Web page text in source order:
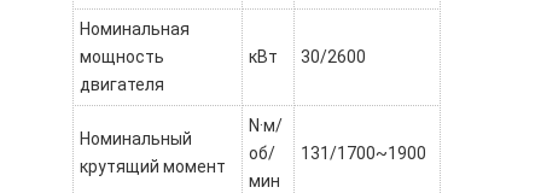
Номинальная
мощность
двигателя
кВт 30/2600
Номинальный
крутящий момент
N·м/
об/
мин
131/1700~1900